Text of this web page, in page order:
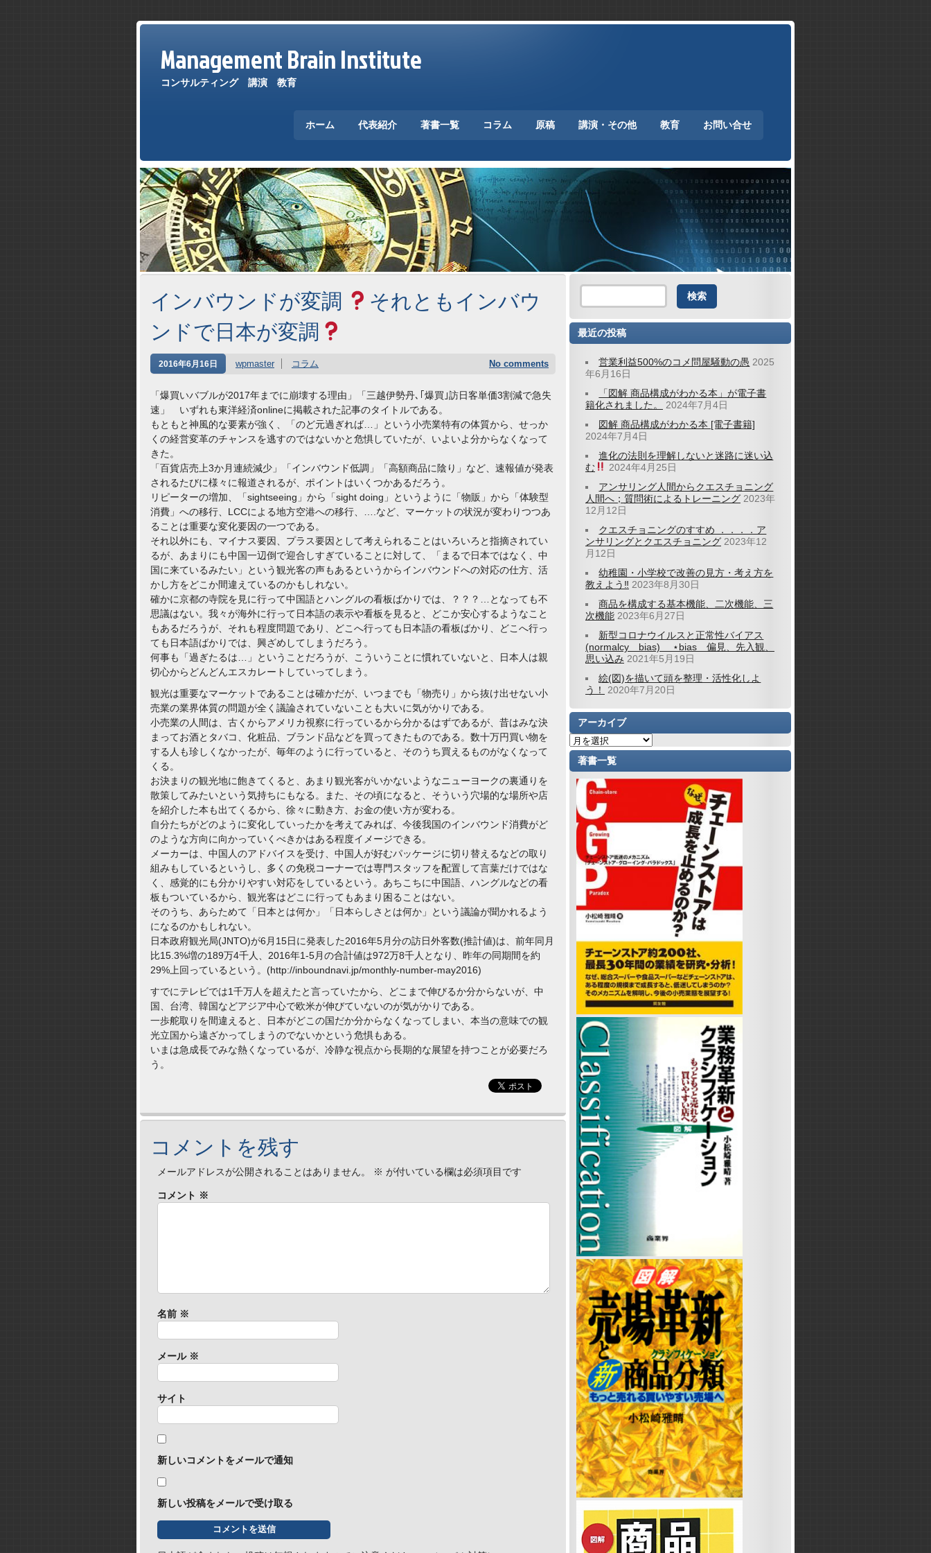
Management Brain Institute
コンサルティング 講演 教育
ホーム 代表紹介 著書一覧 コラム 原稿 講演・その他 教育 お問い合せ
インバウンドが変調
それともインバウ
ンドで日本が変調
2016年6月16日 wpmaster コラム No comments
「爆買いバブルが2017年までに崩壊する理由」「三越伊勢丹､｢爆買｣訪日客単価3割減で急失
速」 いずれも東洋経済onlineに掲載された記事のタイトルである。
もともと神風的な要素が強く、「のど元過ぎれば…」という小売業特有の体質から、せっか
くの経営変革のチャンスを逃すのではないかと危惧していたが、いよいよ分からなくなって
きた。
「百貨店売上3か月連続減少」「インバウンド低調」「高額商品に陰り」など、速報値が発表
されるたびに様々に報道されるが、ポイントはいくつかあるだろう。
リピーターの増加、「sightseeing」から「sight doing」というように「物販」から「体験型
消費」への移行、LCCによる地方空港への移行、….など、マーケットの状況が変わりつつあ
ることは重要な変化要因の一つである。
それ以外にも、マイナス要因、プラス要因として考えられることはいろいろと指摘されてい
るが、あまりにも中国一辺倒で迎合しすぎていることに対して、「まるで日本ではなく、中
国に来ているみたい」という観光客の声もあるというからインバウンドへの対応の仕方、活
かし方をどこか間違えているのかもしれない。
確かに京都の寺院を見に行って中国語とハングルの看板ばかりでは、？？？…となっても不
思議はない。我々が海外に行って日本語の表示や看板を見ると、どこか安心するようなこと
もあるだろうが、それも程度問題であり、どこへ行っても日本語の看板ばかり、どこへ行っ
ても日本語ばかりでは、興ざめしてしまうだろう。
何事も「過ぎたるは…」ということだろうが、こういうことに慣れていないと、日本人は親
切心からどんどんエスカレートしていってしまう。
観光は重要なマーケットであることは確かだが、いつまでも「物売り」から抜け出せない小
売業の業界体質の問題が全く議論されていないことも大いに気がかりである。
小売業の人間は、古くからアメリカ視察に行っているから分かるはずであるが、昔はみな決
まってお酒とタバコ、化粧品、ブランド品などを買ってきたものである。数十万円買い物を
する人も珍しくなかったが、毎年のように行っていると、そのうち買えるものがなくなって
くる。
お決まりの観光地に飽きてくると、あまり観光客がいかないようなニューヨークの裏通りを
散策してみたいという気持ちにもなる。また、その頃になると、そういう穴場的な場所や店
を紹介した本も出てくるから、徐々に動き方、お金の使い方が変わる。
自分たちがどのように変化していったかを考えてみれば、今後我国のインバウンド消費がど
のような方向に向かっていくべきかはある程度イメージできる。
メーカーは、中国人のアドバイスを受け、中国人が好むパッケージに切り替えるなどの取り
組みもしているというし、多くの免税コーナーでは専門スタッフを配置して言葉だけではな
く、感覚的にも分かりやすい対応をしているという。あちこちに中国語、ハングルなどの看
板もついているから、観光客はどこに行ってもあまり困ることはない。
そのうち、あらためて「日本とは何か」「日本らしさとは何か」という議論が聞かれるよう
になるのかもしれない。
日本政府観光局(JNTO)が6月15日に発表した2016年5月分の訪日外客数(推計値)は、前年同月
比15.3%増の189万4千人、2016年1-5月の合計値は972万8千人となり、昨年の同期間を約
29%上回っているという。(http://inboundnavi.jp/monthly-number-may2016)
すでにテレビでは1千万人を超えたと言っていたから、どこまで伸びるか分からないが、中
国、台湾、韓国などアジア中心で欧米が伸びていないのが気がかりである。
一歩舵取りを間違えると、日本がどこの国だか分からなくなってしまい、本当の意味での観
光立国から遠ざかってしまうのでないかという危惧もある。
いまは急成長でみな熱くなっているが、冷静な視点から長期的な展望を持つことが必要だろ
う。
コメントを残す
メールアドレスが公開されることはありません。 ※ が付いている欄は必須項目です
コメント ※
名前 ※
メール ※
サイト
新しいコメントをメールで通知
新しい投稿をメールで受け取る
最近の投稿
営業利益500%のコメ問屋騒動の愚 2025
年6月16日
「図解 商品構成がわかる本」が電子書
籍化されました。
2024年7月4日
図解 商品構成がわかる本 [電子書籍]
2024年7月4日
進化の法則を理解しないと迷路に迷い込
む
2024年4月25日
アンサリング人間からクエスチョニング
人間へ；質問術によるトレーニング 2023年
12月12日
クエスチョニングのすすめ ．．．．ア
ンサリングとクエスチョニング 2023年12
月12日
幼稚園・小学校で改善の見方・考え方を
教えよう‼ 2023年8月30日
商品を構成する基本機能、二次機能、三
次機能 2023年6月27日
新型コロナウイルスと正常性バイアス
(normalcy bias) ⋆bias 偏見、先入観、
思い込み 2021年5月19日
絵(図)を描いて頭を整理・活性化しよ
う！
2020年7月20日
アーカイブ
著書一覧